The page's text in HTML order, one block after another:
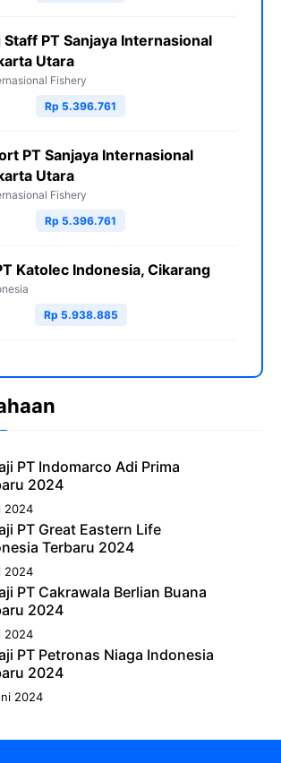
PT Sanjaya Internasional
Utara
Fishery
Rp 5.396.761
PT Sanjaya Internasional
Utara
Fishery
Rp 5.396.761
Katolec Indonesia, Cikarang
Rp 5.938.885
PT Indomarco Adi Prima
2024
2024
PT Great Eastern Life
Terbaru 2024
2024
PT Cakrawala Berlian Buana
2024
2024
PT Petronas Niaga Indonesia
2024
2024